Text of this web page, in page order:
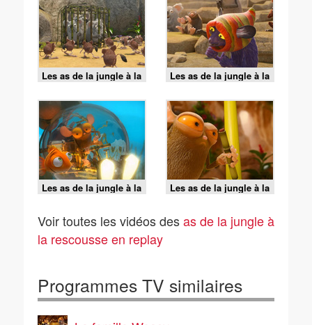
Les as de la jungle à la
rescousse - 05/08/2026
Les as de la jungle à la
rescousse - 05/08/2026
Les as de la jungle à la
rescousse - 05/08/2026
Les as de la jungle à la
rescousse - 05/08/2026
Voir toutes les vidéos desas de la jungle à
la rescousse en replay
Programmes TV similaires